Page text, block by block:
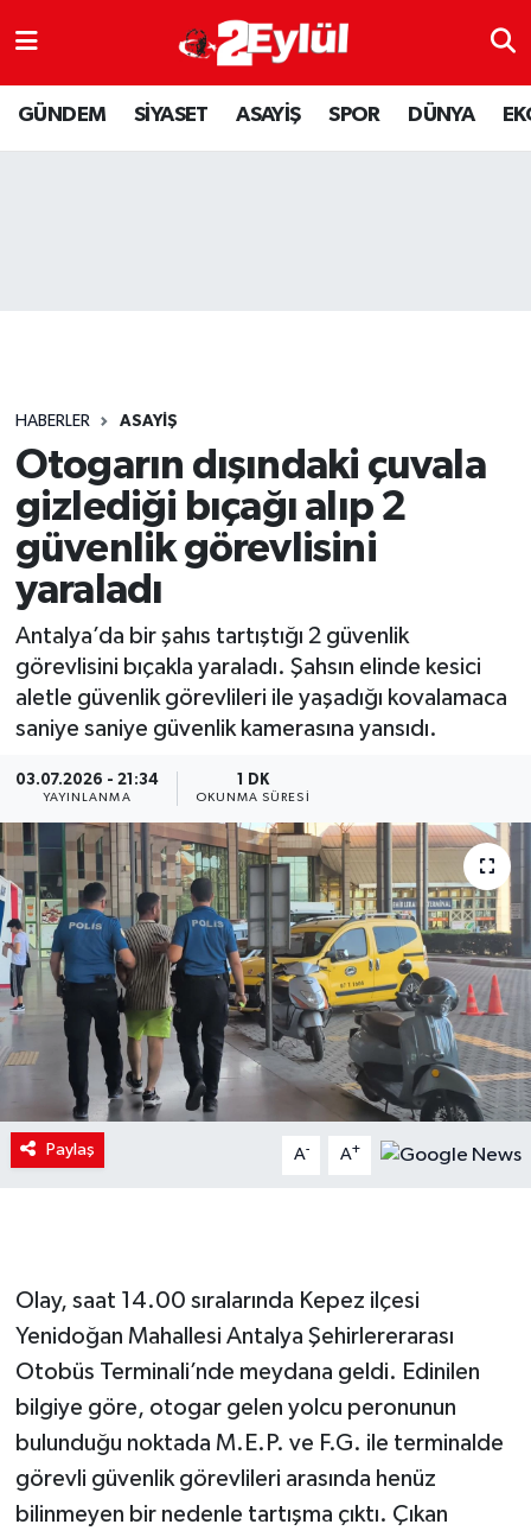
GÜNDEM SİYASET ASAYİŞ SPOR DÜNYA
HABERLER ASAYİŞ
Otogarın dışındaki çuvala
gizlediği bıçağı alıp 2
güvenlik görevlisini
yaraladı
Antalya’da bir şahıs tartıştığı 2 güvenlik
görevlisini bıçakla yaraladı. Şahsın elinde kesici
aletle güvenlik görevlileri ile yaşadığı kovalamaca
saniye saniye güvenlik kamerasına yansıdı.
03.07.2026 - 21:34
YAYINLANMA
1 DK
OKUNMA SÜRESI
Paylaş A- A+
Olay, saat 14.00 sıralarında Kepez ilçesi
Yenidoğan Mahallesi Antalya Şehirlererarası
Otobüs Terminali’nde meydana geldi. Edinilen
bilgiye göre, otogar gelen yolcu peronunun
bulunduğu noktada M.E.P. ve F.G. ile terminalde
görevli güvenlik görevlileri arasında henüz
bilinmeyen bir nedenle tartışma çıktı. Çıkan
ASAYİŞ
DÜNYA
SPOR
YAŞAM
Nöbetçi Eczaneler
Hava Durumu
Son Dakika Haberleri
Haber Arşivi